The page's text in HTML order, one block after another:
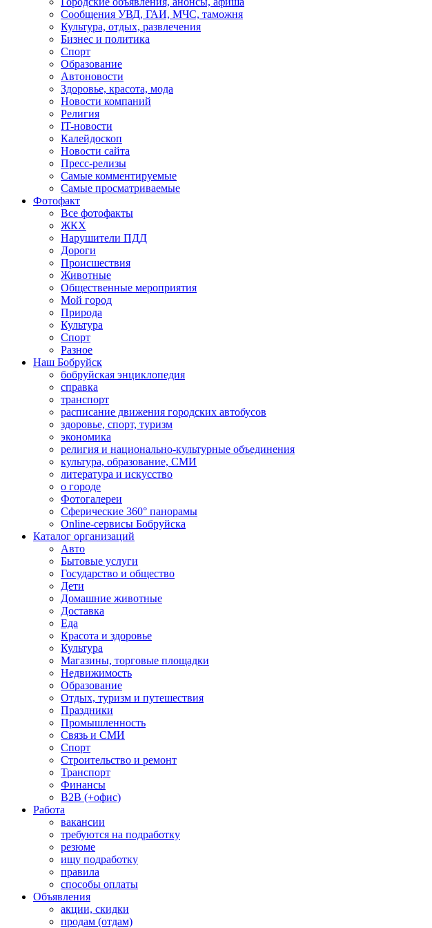
Сообщения УВД, ГАИ, МЧС, таможня
Культура, отдых, развлечения
Бизнес и политика
Спорт
Образование
Автоновости
Здоровье, красота, мода
Новости компаний
Религия
IT-новости
Калейдоскоп
Новости сайта
Пресс-релизы
Самые комментируемые
Самые просматриваемые
Фотофакт
Все фотофакты
ЖКХ
Нарушители ПДД
Дороги
Происшествия
Животные
Общественные мероприятия
Мой город
Природа
Культура
Спорт
Разное
Наш Бобруйск
бобруйская энциклопедия
справка
транспорт
расписание движения городских автобусов
здоровье, спорт, туризм
экономика
религия и национально-культурные объединения
культура, образование, СМИ
литература и искусство
о городе
Фотогалереи
Сферические 360° панорамы
Online-сервисы Бобруйска
Каталог организаций
Авто
Бытовые услуги
Государство и общество
Дети
Домашние животные
Доставка
Еда
Красота и здоровье
Культура
Магазины, торговые площадки
Недвижимость
Образование
Отдых, туризм и путешествия
Праздники
Промышленность
Связь и СМИ
Спорт
Строительство и ремонт
Транспорт
Финансы
B2B (+офис)
Работа
вакансии
требуются на подработку
резюме
ищу подработку
правила
способы оплаты
Объявления
акции, скидки
продам (отдам)